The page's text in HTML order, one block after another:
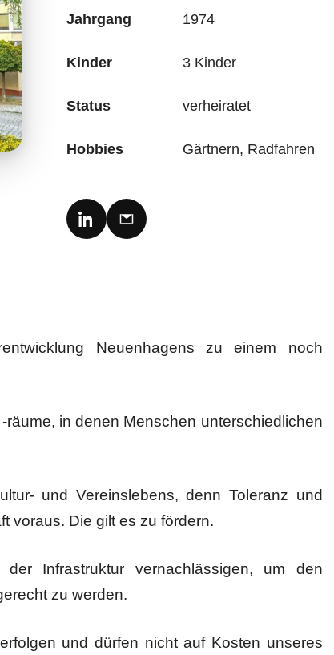
Jahrgang 1974
Kinder 3 Kinder
Status verheiratet
Hobbies Gärtnern, Radfahren
Neuenhagens zu einem noch
in denen Menschen unterschiedlichen
und Vereinslebens, denn Toleranz und
voraus. Die gilt es zu fördern.
Infrastruktur vernachlässigen, um den
zu werden.
und dürfen nicht auf Kosten unseres